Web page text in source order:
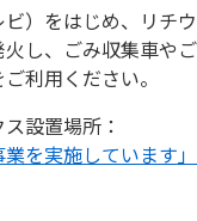
）をはじめ、リチ
し、ごみ収集車や
利用ください。
設置場所：
を実施しています」